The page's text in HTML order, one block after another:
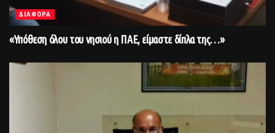
ΔΙΑΦΟΡΑ
«Υπόθεση όλου του νησιού η ΠΑΕ, είμαστε δίπλα της…»